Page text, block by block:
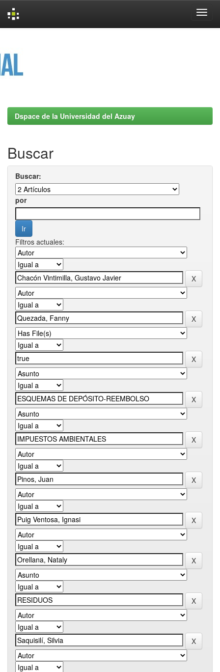
Dspace de la Universidad del Azuay
Buscar
Buscar:
por
Filtros actuales: